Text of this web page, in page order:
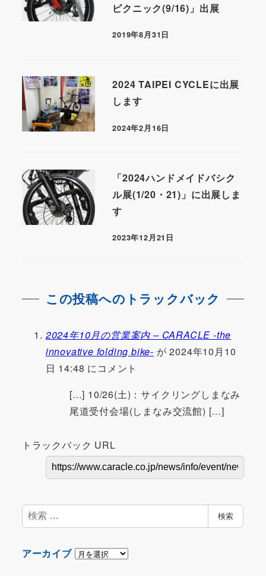
ピクニック(9/16)」出展
2019年8月31日
2024 TAIPEI CYCLEに出展
します
2024年2月16日
「2024ハンドメイドバシク
ル展(1/20・21)」に出展しま
す
2023年12月21日
この投稿へのトラックバック
2024年10月の営業案内 – CARACLE -the
innovative folding bike- が 2024年10月10
日 14:48 にコメント
[…] 10/26(土)：サイクリングしまなみ
尾道受付会場(しまなみ交流館) […]
トラックバック URL
検
索
検索
アーカイブ ア